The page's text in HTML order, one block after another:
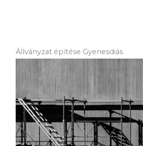
Állványzat építése Gyenesdiás